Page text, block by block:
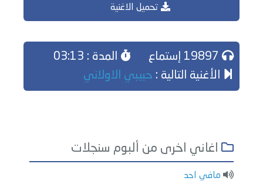
تحميل الاغنية
المدة : 03:13
الأغنية التالية : حبيبي الاولاني
اغاني اخرى من ألبوم سنجلات
مافي احد